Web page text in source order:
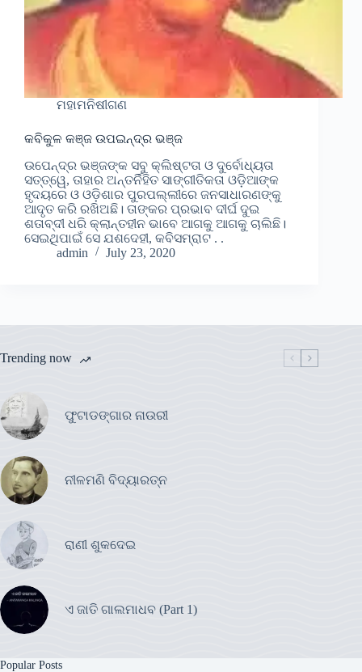
ମହାମନିଷୀଗଣ
କବିକୁଳ କଞ୍ଜ ଉପଇନ୍ଦ୍ର ଭଞ୍ଜ
ଉପେନ୍ଦ୍ର ଭଞ୍ଜଙ୍କ ସବୁ କ୍ଲିଷ୍ଟତା ଓ ଦୁର୍ବୋଧ୍ୟତା
ସତ୍ତ୍ୱେ, ତାହାର ଅନ୍ତର୍ନିହିତ ସାଙ୍ଗୀତିକତା ଓଡ଼ିଆଙ୍କ
ହୃଦୟରେ ଓ ଓଡ଼ିଶାର ପୁରପଲ୍ଲୀରେ ଜନସାଧାରଣଙ୍କୁ
ଆଦୃତ କରି ରଖିଅଛି। ତାଙ୍କର ପ୍ରଭାବ ଦୀର୍ଘ ଦୁଇ
ଶତାବ୍ଦୀ ଧରି କ୍ଲାନ୍ତହୀନ ଭାବେ ଆଗକୁ ଆଗକୁ ଚାଲିଛି।
ସେଇଥିପାଇଁ ସେ ଯଶଦେହୀ, କବିସମ୍ରାଟ . .
admin
July 23, 2020
Trending now
ଫୁଟାଡଙ୍ଗାର ନାଉରୀ
ନୀଳମଣି ବିଦ୍ୟାରତ୍ନ
ରାଣୀ ଶୁକଦେଇ
ଏ ଜାତି ଗାଲମାଧବ (Part 1)
Popular Posts